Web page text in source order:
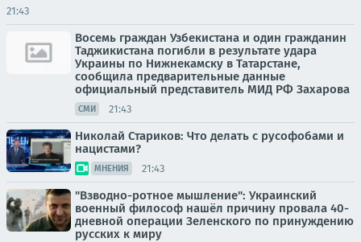
21:43
Восемь граждан Узбекистана и один гражданин
Таджикистана погибли в результате удара
Украины по Нижнекамску в Татарстане,
сообщила предварительные данные
официальный представитель МИД РФ Захарова
СМИ 21:43
Николай Стариков: Что делать с русофобами и
нацистами?
МНЕНИЯ 21:43
"Взводно-ротное мышление": Украинский
военный философ нашёл причину провала 40-
дневной операции Зеленского по принуждению
русских к миру